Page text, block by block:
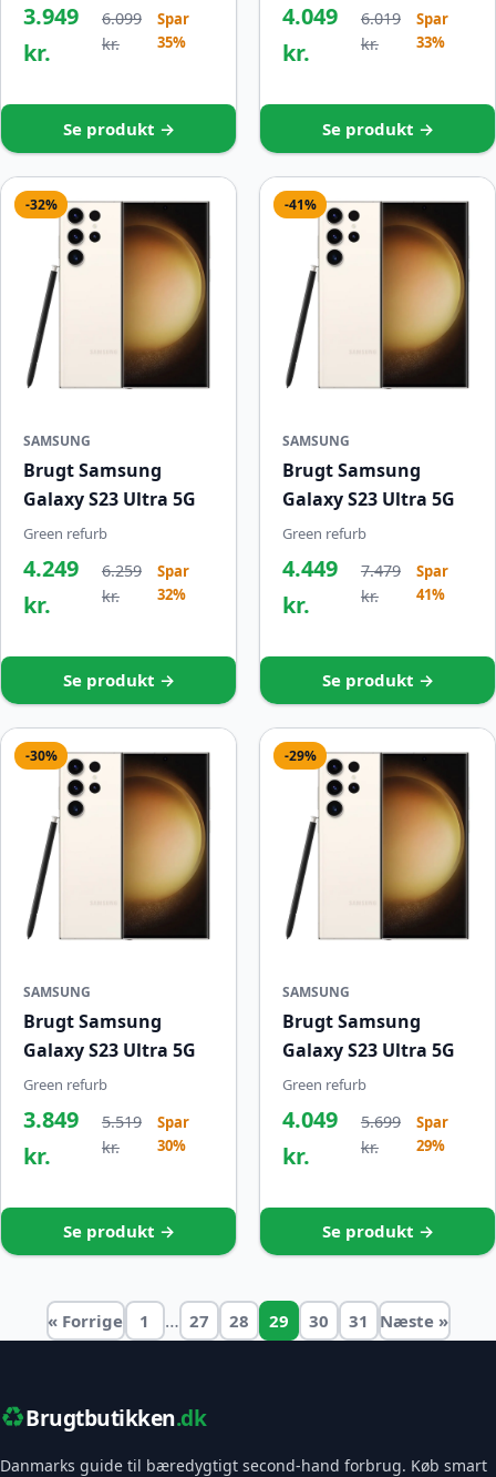
3.949
kr.
6.099
kr.
Spar
35%
Se produkt →
4.049
kr.
6.019
kr.
Spar
33%
Se produkt →
-32%
SAMSUNG
Brugt Samsung
Galaxy S23 Ultra 5G
Green refurb
4.249
kr.
6.259
kr.
Spar
32%
Se produkt →
-41%
SAMSUNG
Brugt Samsung
Galaxy S23 Ultra 5G
Green refurb
4.449
kr.
7.479
kr.
Spar
41%
Se produkt →
-30%
SAMSUNG
Brugt Samsung
Galaxy S23 Ultra 5G
Green refurb
3.849
kr.
5.519
kr.
Spar
30%
Se produkt →
-29%
SAMSUNG
Brugt Samsung
Galaxy S23 Ultra 5G
Green refurb
4.049
kr.
5.699
kr.
Spar
29%
Se produkt →
« Forrige 1 … 27 28 29 30 31 Næste »
♻️Brugtbutikken.dk
Danmarks guide til bæredygtigt second-hand forbrug. Køb smart